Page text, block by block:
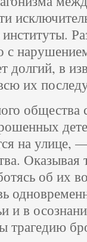
с
долгий, в
их
общества
на улице,
об их
и в
трагедию